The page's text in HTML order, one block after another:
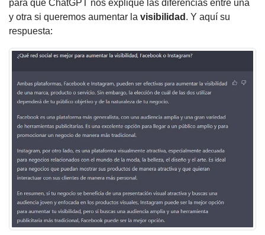
para que ChatGPT nos explique las diferencias entre una
y otra si queremos aumentar la visibilidad . Y aquí su
respuesta: